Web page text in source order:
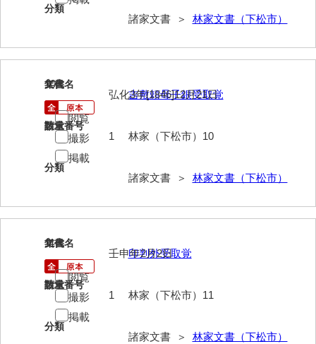
岡本家文書（周防大島町）
尾崎家文書
尾崎家文書（防府市）
小沢家文書（阿東町）
小沢太郎文書
小田家文書（柳井市和田）
小田家文書（山口市下小鯖）
分類
諸家文書 ＞ 林家文書（下松市）
10
文書名
吉敷頼母子銀受取覚
請求番号
林家（下松市）10
分類
諸家文書 ＞ 林家文書（下松市）
年代
弘化3年[1846]12月21日
数量
1
閲覧
撮影
掲載
11
文書名
印判外受取覚
請求番号
林家（下松市）11
分類
諸家文書 ＞ 林家文書（下松市）
年代
壬申年2月2日
数量
1
閲覧
撮影
掲載